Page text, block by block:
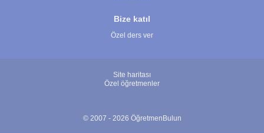
Bize katıl
Özel ders ver
Site haritası
Özel öğretmenler
© 2007 - 2026 ÖğretmenBulun